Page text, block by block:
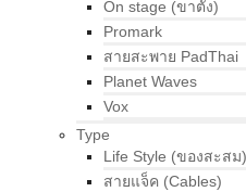
On stage (ขาตั้ง)
Promark
สายสะพาย PadThai
Planet Waves
Vox
Type
Life Style (ของสะสม)
สายแจ็ค (Cables)